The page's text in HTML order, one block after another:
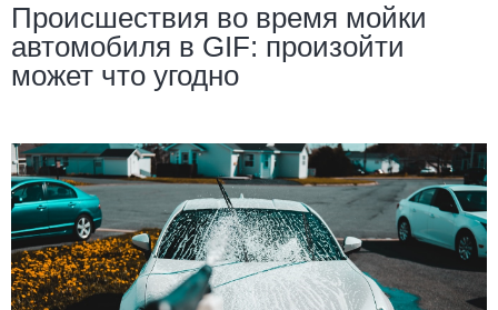
Происшествия во время мойки
автомобиля в GIF: произойти
может что угодно